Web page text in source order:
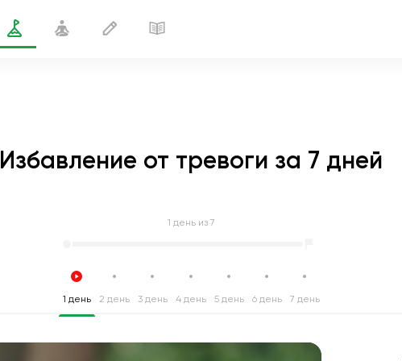
Избавление от тревоги за 7 дней
1 день из 7
1 день 2 день 3 день 4 день 5 день 6 день 7 день